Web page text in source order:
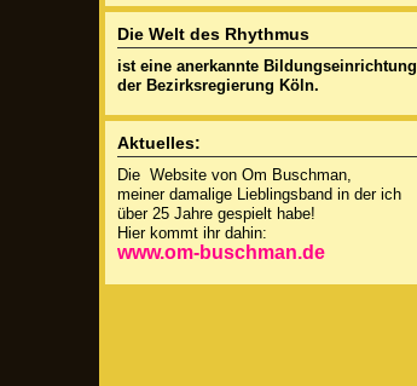
Die Welt des Rhythmus
ist eine anerkannte Bildungseinrichtung
der Bezirksregierung Köln.
Aktuelles:
Die Website von Om Buschman,
meiner damalige Lieblingsband in der ich
über 25 Jahre gespielt habe!
Hier kommt ihr dahin:
www.om-buschman.de